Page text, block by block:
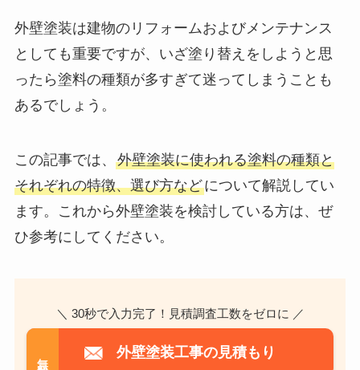
外壁塗装は建物のリフォームおよびメンテナンス
としても重要ですが、いざ塗り替えをしようと思
ったら塗料の種類が多すぎて迷ってしまうことも
あるでしょう。
この記事では、 外壁塗装に使われる塗料の種類と
それぞれの特徴、選び方などについて解説してい
ます。これから外壁塗装を検討している方は、ぜ
ひ参考にしてください。
＼ 30秒で入力完了！見積調査工数をゼロに ／
外壁塗装工事の見積もり